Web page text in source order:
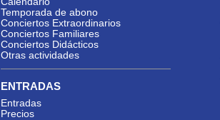
Temporada de abono
Conciertos Extraordinarios
Conciertos Familiares
Conciertos Didácticos
Otras actividades
ENTRADAS
Entradas
Precios